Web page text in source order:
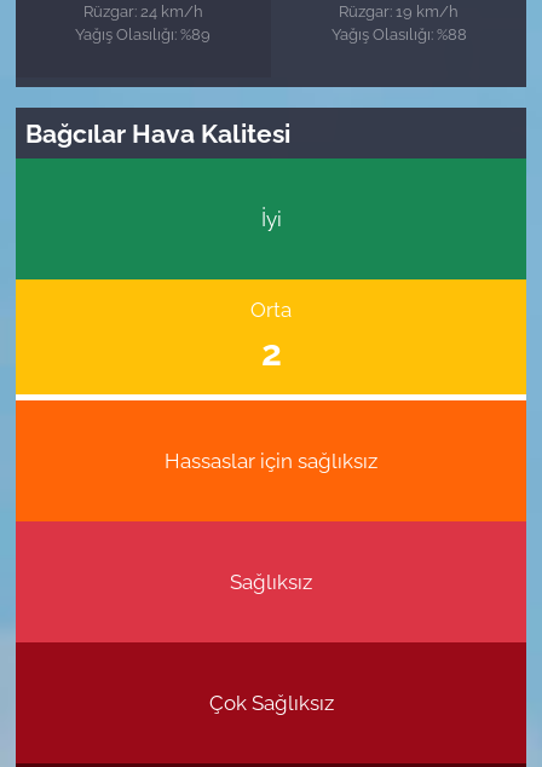
Rüzgar: 24 km/h
Yağış Olasılığı: %89
Rüzgar: 19 km/h
Yağış Olasılığı: %88
Bağcılar Hava Kalitesi
İyi
Orta
2
Hassaslar için sağlıksız
Sağlıksız
Çok Sağlıksız